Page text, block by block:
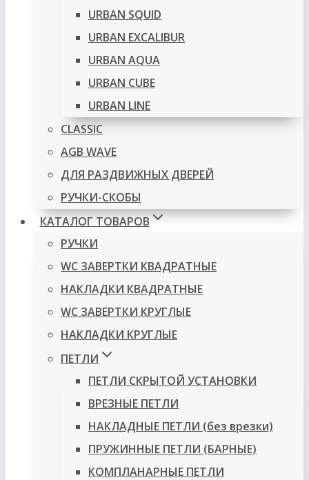
URBAN SQUID
URBAN EXCALIBUR
URBAN AQUA
URBAN CUBE
URBAN LINE
CLASSIC
AGB WAVE
ДЛЯ РАЗДВИЖНЫХ ДВЕРЕЙ
РУЧКИ-СКОБЫ
КАТАЛОГ ТОВАРОВ
РУЧКИ
WC ЗАВЕРТКИ КВАДРАТНЫЕ
НАКЛАДКИ КВАДРАТНЫЕ
WC ЗАВЕРТКИ КРУГЛЫЕ
НАКЛАДКИ КРУГЛЫЕ
ПЕТЛИ
ПЕТЛИ СКРЫТОЙ УСТАНОВКИ
ВРЕЗНЫЕ ПЕТЛИ
НАКЛАДНЫЕ ПЕТЛИ (без врезки)
ПРУЖИННЫЕ ПЕТЛИ (БАРНЫЕ)
КОМПЛАНАРНЫЕ ПЕТЛИ